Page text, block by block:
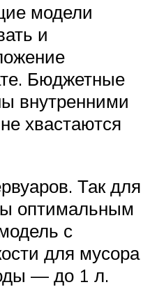
модели
и
Бюджетные
внутренними
хвастаются
Так для
оптимальным
с
для мусора
— до 1 л.